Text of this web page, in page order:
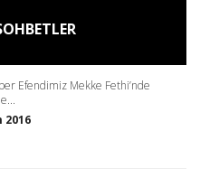
Efendimiz Mekke Fethi’nde
2016